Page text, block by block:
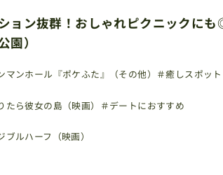
ョン抜群！おしゃれピクニックに
園）
マンホール『ポケふた』（その他） ＃癒しスポット
たら彼女の島（映画） ＃デートにおすすめ
ブルハーフ（映画）